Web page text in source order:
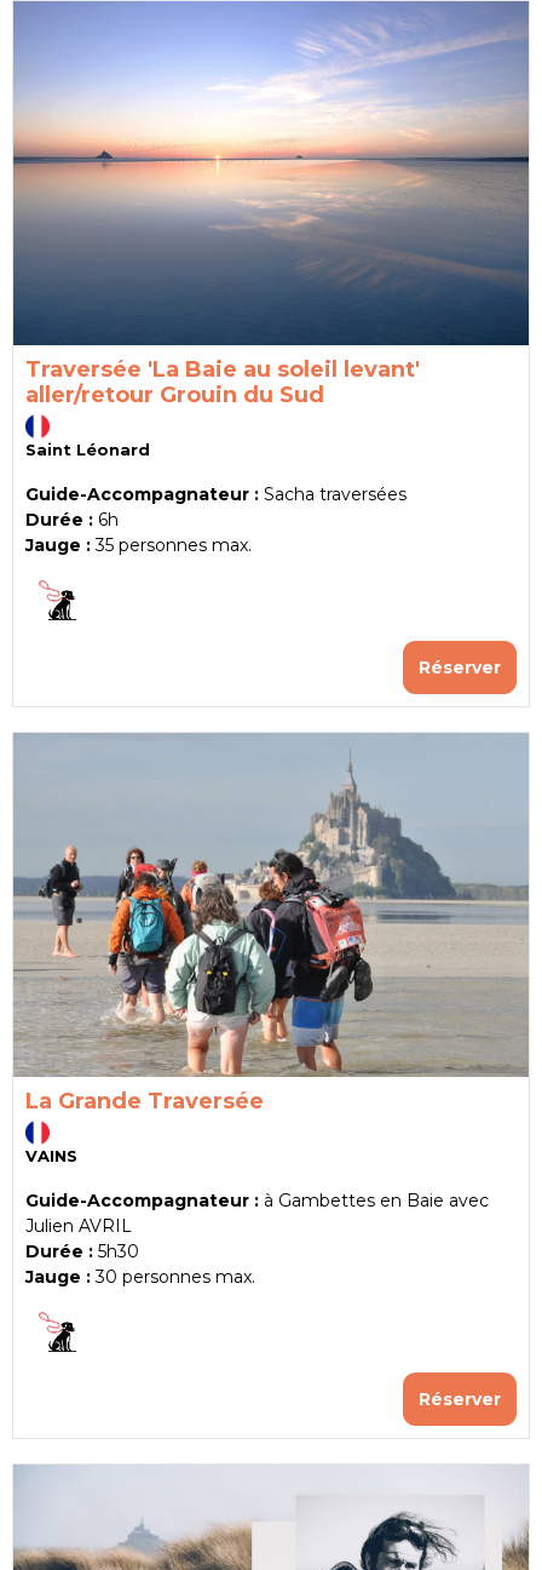
Traversée 'La Baie au soleil levant'
aller/retour Grouin du Sud
Saint Léonard
Guide-Accompagnateur : Sacha traversées
Durée : 6h
Jauge : 35 personnes max.
Réserver
La Grande Traversée
VAINS
Guide-Accompagnateur : à Gambettes en Baie avec
Julien AVRIL
Durée : 5h30
Jauge : 30 personnes max.
Réserver